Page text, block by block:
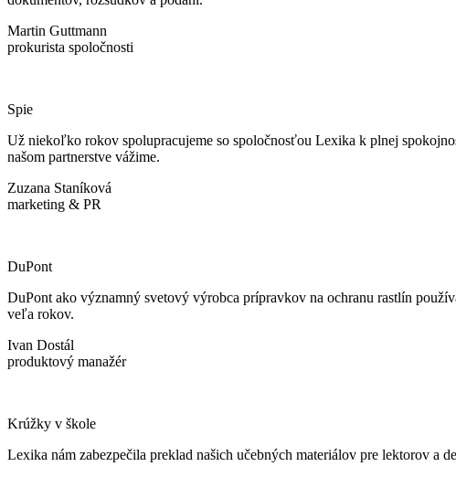
Martin Guttmann
prokurista spoločnosti
Spie
Už niekoľko rokov spolupracujeme so spoločnosťou Lexika k plnej
našom partnerstve vážime.
Zuzana Staníková
marketing & PR
DuPont
DuPont ako významný svetový výrobca prípravkov na ochranu rastlín
veľa rokov.
Ivan Dostál
produktový manažér
Krúžky v škole
Lexika nám zabezpečila preklad našich učebných materiálov pre lektorov a